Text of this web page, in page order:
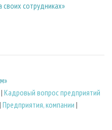
сотрудниках»
| Кадровый вопрос предприятий
| Предприятия, компании |